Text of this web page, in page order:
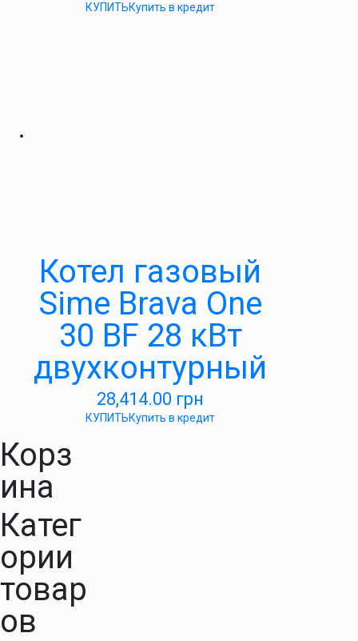
КУПИТЬКупить в кредит
Котел газовый
Sime Brava One
30 BF 28 кВт
двухконтурный
28,414.00 грн
КУПИТЬКупить в кредит
Корз
ина
Катег
ории
товар
ов